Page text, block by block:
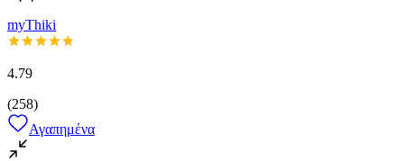
myThiki
4.79
(258)
Αγαπημένα